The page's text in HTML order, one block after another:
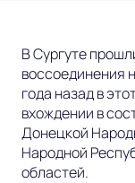
В Сургуте
воссоединения
года назад в
вхождении в
Донецкой
Народной
областей.